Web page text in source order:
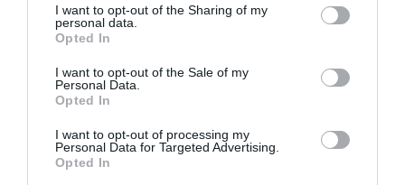
not limited to your visit or usage behaviour. You may click to
grant or deny consent to Google and its third-party tags to
use your data for below specified purposes in below Google
consent section.
I want to opt-out of the Sharing of my
personal data.
Opted In
I want to opt-out of the Sale of my
Personal Data.
Opted In
I want to opt-out of processing my
Personal Data for Targeted Advertising.
Opted In
μήκος για την Έβελυν Μητροπούλου – Το
άλμα των 6,44 μέτρων που την ανέβασε
στο βάθρο
Τραγωδία στις Σέρρες: Σφοδρή
και ένας τραυματίας